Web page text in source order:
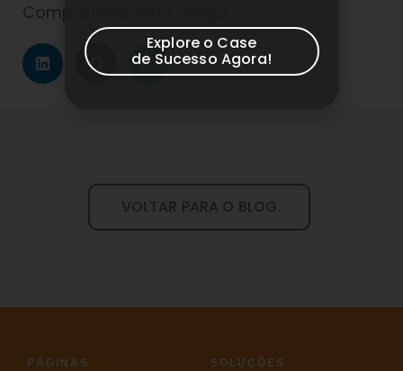
Compartilhar este artigo:
VOLTAR PARA O BLOG
PÁGINAS SOLUÇÕES
Explore o Case
de Sucesso Agora!